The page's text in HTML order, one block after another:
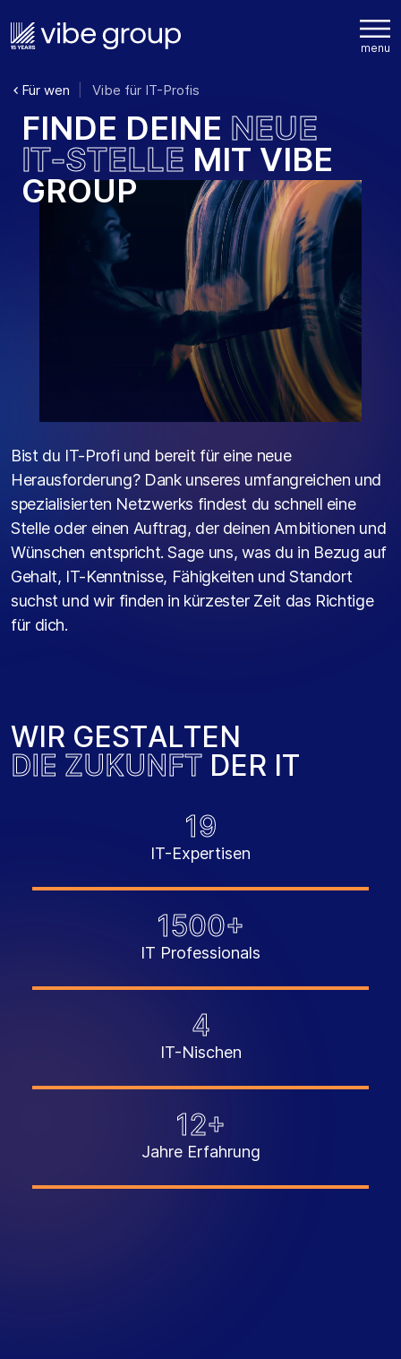
Für wen Vibe für IT-Profis
FINDE DEINE NEUE
IT-STELLE MIT VIBE
GROUP
Bist du IT-Profi und bereit für eine neue
Herausforderung? Dank unseres umfangreichen und
spezialisierten Netzwerks findest du schnell eine
Stelle oder einen Auftrag, der deinen Ambitionen und
Wünschen entspricht. Sage uns, was du in Bezug auf
Gehalt, IT-Kenntnisse, Fähigkeiten und Standort
suchst und wir finden in kürzester Zeit das Richtige
für dich.
WIR GESTALTEN
DIE ZUKUNFT DER IT
19
IT-Expertisen
1500+
IT Professionals
4
IT-Nischen
12+
Jahre Erfahrung